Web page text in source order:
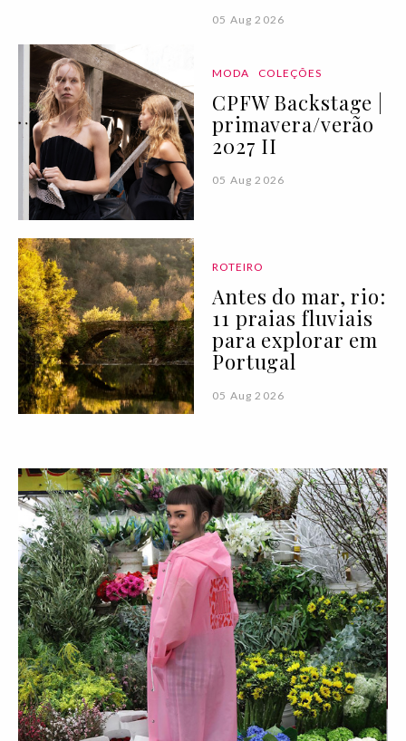
05 Aug 2026
MODA COLEÇÕES
CPFW Backstage |
primavera/verão
2027 II
05 Aug 2026
ROTEIRO
Antes do mar, rio:
11 praias fluviais
para explorar em
Portugal
05 Aug 2026